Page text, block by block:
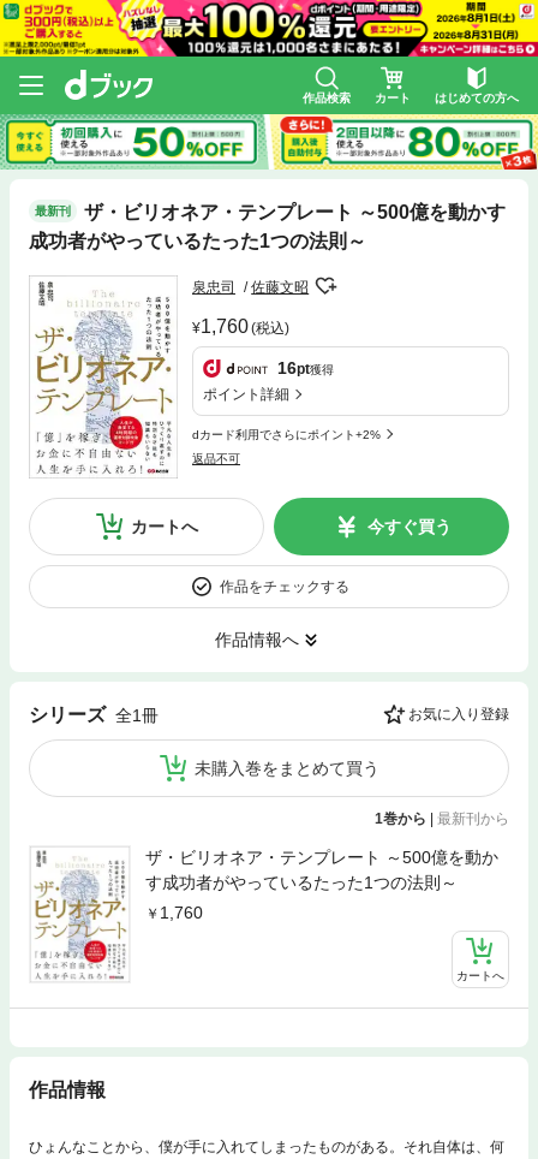
作品検索 カート はじめての方へ
最新刊
ザ・ビリオネア・テンプレート ～500億を動かす
成功者がやっているたった1つの法則～
泉忠司 佐藤文昭
1,760(税込)
16pt獲得
ポイント詳細
dカード利用でさらにポイント+2%
返品不可
カートへ 今すぐ買う
作品をチェックする
作品情報へ
シリーズ 全1冊 お気に入り登録
未購入巻をまとめて買う
1巻から 最新刊から
ザ・ビリオネア・テンプレート ～500億を動か
す成功者がやっているたった1つの法則～
1,760
カートへ
作品情報
ひょんなことから、僕が手に入れてしまったものがある。それ自体は、何